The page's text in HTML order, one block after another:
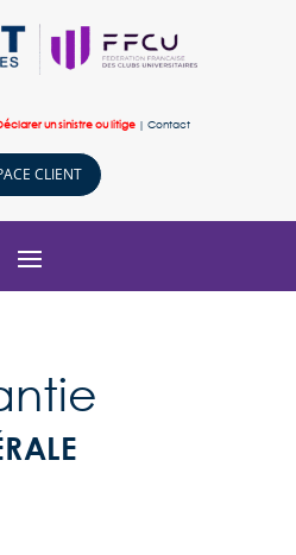
un sinistre ou litige| Contact
CLIENT